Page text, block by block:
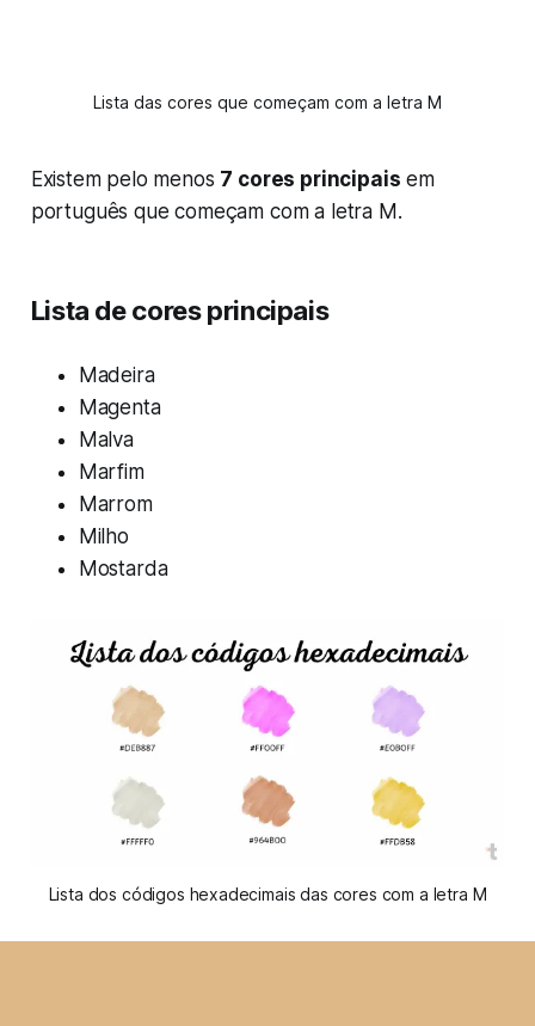
Lista das cores que começam com a letra M
Existem pelo menos 7 cores principais em
português que começam com a letra M.
Lista de cores principais
Madeira
Magenta
Malva
Marfim
Marrom
Milho
Mostarda
Lista dos códigos hexadecimais das cores com a letra M